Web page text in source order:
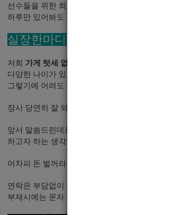
선수들을 위한 최고의 건무조건이랍니다 ^^
하루만 있어봐도 이게 거짓이 아니란게 보일겁
실장한마디
저희 가게 텃세 없습니다.
다양한 나이가 있는데요.
그렇기에 어려도 상관없고, 나이가 있어도 걱정
장사 당연히 잘 되기에 오는 첫날부터 돈벌어 가
앞서 말씀드린데로 손님이 많기에 돈걱정은 안
하고자 하는 생각만 있다면 저와 함께 나아가면
어차피 돈 벌꺼라면 1등 실장과 함게 해보는건
연락은 부담없이 주세요.
부재시에는 문자 주세요. 바로 전화드리겠습니